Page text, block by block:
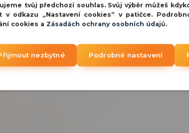
tvůj předchozí souhlas. Svůj výběr můžeš
v odkazu „Nastavení cookies“ v patičce.
cookies a Zásadách ochrany osobních údajů.
nezbytné Podrobné nastavení